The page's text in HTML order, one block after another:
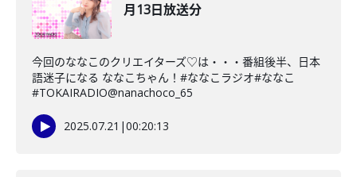
月13日放送分
今回のななこのクリエイターズ♡は・・・番組後半、日本
語迷子になる ななこちゃん！#ななこラジオ#ななこ
#TOKAIRADIO@nanachoco_65
2025.07.21 |00:20:13